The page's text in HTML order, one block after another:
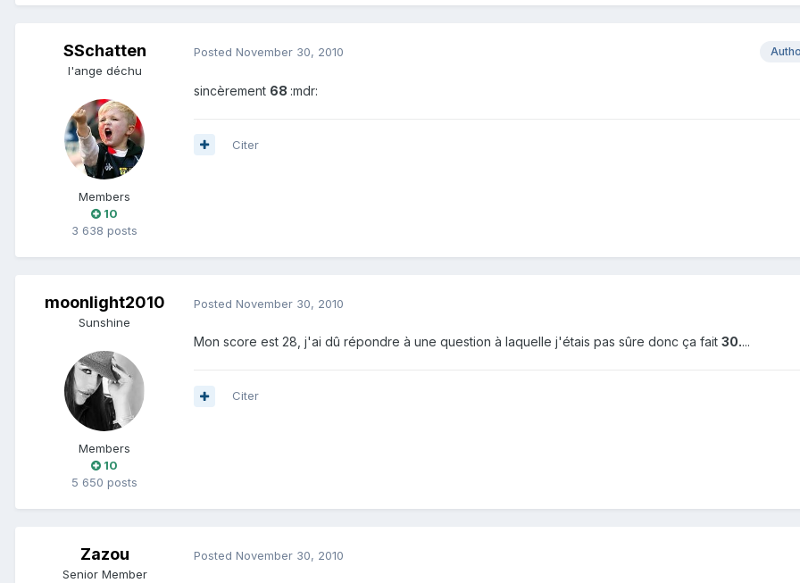
SSchatten
l'ange déchu
Members
10
3 638 posts
Posted November 30, 2010
sincèrement 68 :mdr:
Citer
moonlight2010
Sunshine
Members
10
5 650 posts
Posted November 30, 2010
Mon score est 28, j'ai dû répondre à une question à laquelle j'étais pas sûre donc ça fait 30....
Citer
Zazou
Senior Member
Posted November 30, 2010